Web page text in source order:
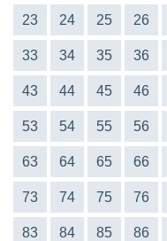
23 24 25 26
33 34 35 36
43 44 45 46
53 54 55 56
63 64 65 66
73 74 75 76
83 84 85 86